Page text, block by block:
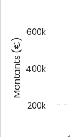
Montants (€)
200k
400k
600k